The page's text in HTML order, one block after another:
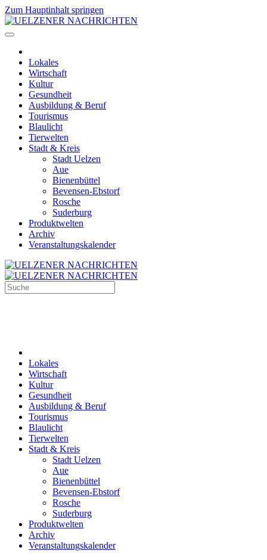
Zum Hauptinhalt springen
Lokales
Wirtschaft
Kultur
Gesundheit
Ausbildung & Beruf
Tourismus
Blaulicht
Tierwelten
Stadt & Kreis
Stadt Uelzen
Aue
Bienenbüttel
Bevensen-Ebstorf
Rosche
Suderburg
Produktwelten
Archiv
Veranstaltungskalender
Lokales
Wirtschaft
Kultur
Gesundheit
Ausbildung & Beruf
Tourismus
Blaulicht
Tierwelten
Stadt & Kreis
Stadt Uelzen
Aue
Bienenbüttel
Bevensen-Ebstorf
Rosche
Suderburg
Produktwelten
Archiv
Veranstaltungskalender